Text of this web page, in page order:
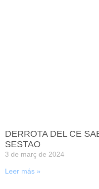
DERROTA DEL CE
SESTAO
3 de març de 2024
Leer más »